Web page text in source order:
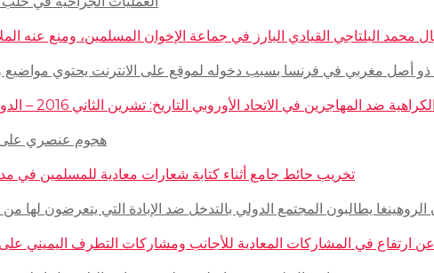
محمد البلتاجي القيادي البارز في جماعة الإخوان المسلمين، ومنع عنه الملابس الشتوية
مغربي في فرنسا بسبب دخوله لموقع على الانترنت يحتوي مواضيع وأبحاث عن
في الاتحاد الأوروبي التاريخ: تشرين الثاني 2016 – الدولة: ألمانيا، فرنسا، هولاندا، إيطاليا، لوكسمبورغ، المجر، سلوفينيا
هجوم عنصري على مسجد في
تخريب حائط جامع أثناء كتابة شعارات معادية للمسلمين في مدينة بوردو
يطالبون المجتمع الدولي بالتدخل ضد الإبادة التي يتعرضون لها من قبل سلطة
في المشاركات المعادية للأجانب ومشاركات التطرف اليميني على الانترنت في